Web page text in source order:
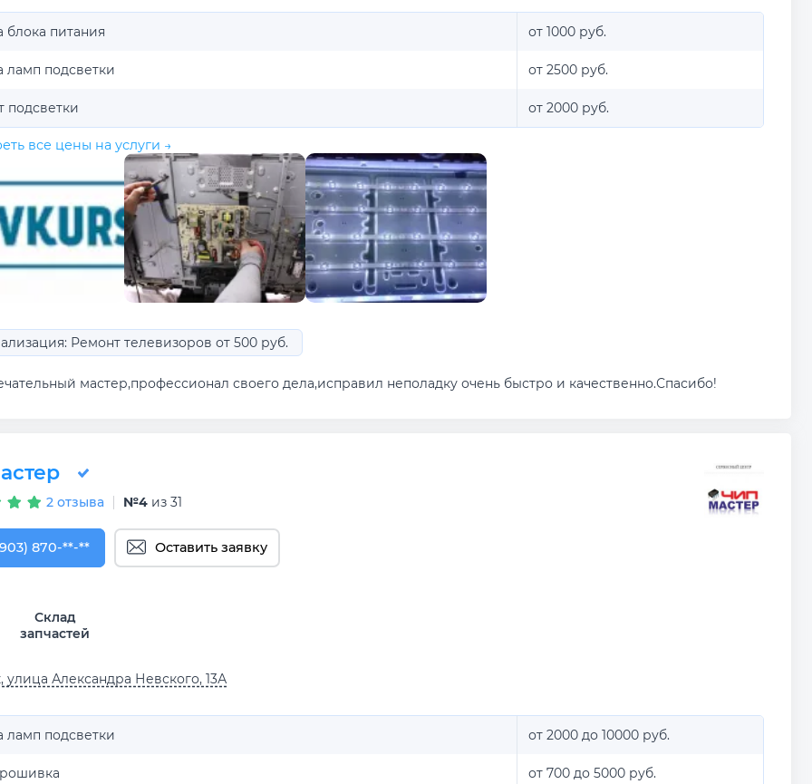
блока питания от 1000 руб.
ламп подсветки от 2500 руб.
подсветки от 2000 руб.
все цены на услуги →
Ремонт телевизоров от 500 руб.
мастер,профессионал своего дела,исправил неполадку очень быстро и качественно.Спасибо!
2 отзыва №4 из 31
870-27-76
870-**-** Оставить заявку
Склад
запчастей
улица Александра Невского, 13А
ламп подсветки от 2000 до 10000 руб.
от 700 до 5000 руб.